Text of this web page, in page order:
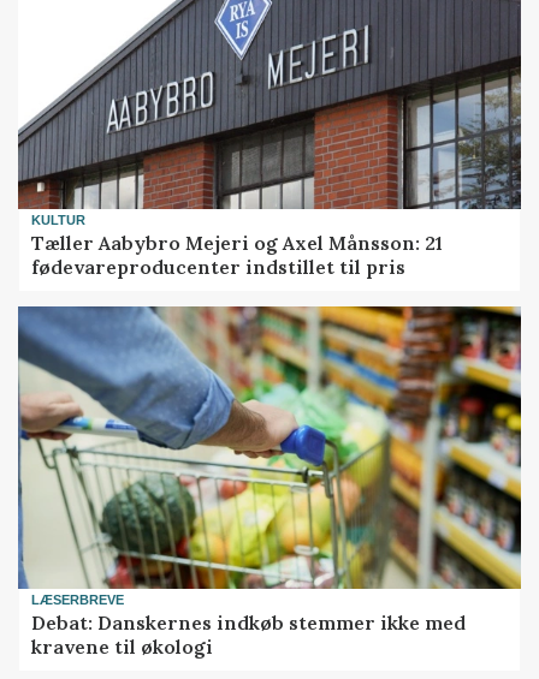
KULTUR
Tæller Aabybro Mejeri og Axel Månsson: 21
fødevareproducenter indstillet til pris
LÆSERBREVE
Debat: Danskernes indkøb stemmer ikke med
kravene til økologi